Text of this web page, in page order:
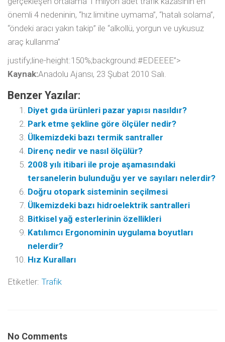
önemli 4 nedeninin, “hız limitine uymama”, “hatalı solama”,
“öndeki aracı yakın takip” ile “alkollü, yorgun ve uykusuz
araç kullanma”
justify;line-height:150%;background:#EDEEEE”>
Kaynak:Anadolu Ajansı, 23 Şubat 2010 Salı.
Benzer Yazılar:
Diyet gıda ürünleri pazar yapısı nasıldır?
Park etme şekline göre ölçüler nedir?
Ülkemizdeki bazı termik santraller
Direnç nedir ve nasıl ölçülür?
2008 yılı itibari ile proje aşamasındaki
tersanelerin bulunduğu yer ve sayıları nelerdir?
Doğru otopark sisteminin seçilmesi
Ülkemizdeki bazı hidroelektrik santralleri
Bitkisel yağ esterlerinin özellikleri
Katılımcı Ergonominin uygulama boyutları
nelerdir?
Hız Kuralları
Etiketler: Trafik
No Comments